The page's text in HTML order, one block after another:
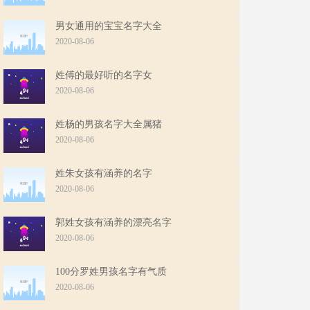
男女通用的宝宝名字大全
2020-08-06
姓傅的最好听的名字女
2020-08-06
姓杨的男孩名字大全属猪
2020-08-06
姓朱女孩有涵养的名字
2020-08-06
郭姓女孩有涵养的漂亮名字
2020-08-06
100分罗姓男孩名字有气质
2020-08-06